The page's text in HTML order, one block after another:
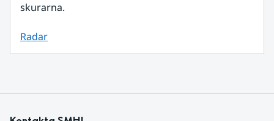
skurarna.
Radar